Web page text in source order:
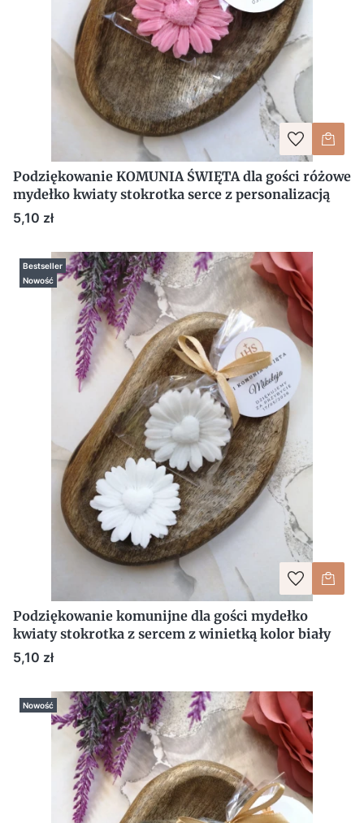
Podziękowanie KOMUNIA ŚWIĘTA dla gości różowe
mydełko kwiaty stokrotka serce z personalizacją
Cena
5,10 zł
Bestseller
Nowość
Podziękowanie komunijne dla gości mydełko
kwiaty stokrotka z sercem z winietką kolor biały
Cena
5,10 zł
Nowość